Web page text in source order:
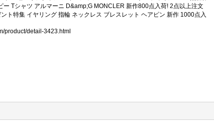
ー Tシャツ アルマーニ D&amp;G MONCLER 新作800点入荷! 2点以上注文
ト特集 イヤリング 指輪 ネックレス ブレスレット ヘアピン 新作 1000点入
product/detail-3423.html